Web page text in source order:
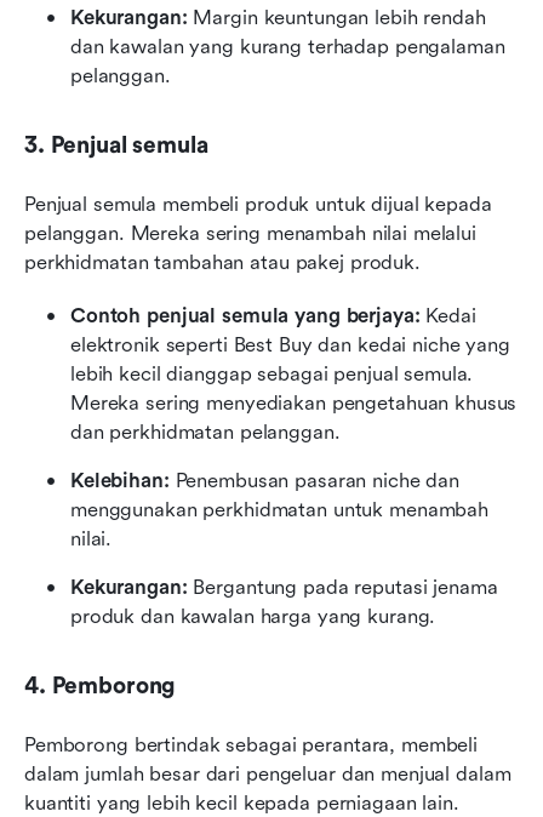
Kekurangan: Margin keuntungan lebih rendah
dan kawalan yang kurang terhadap pengalaman
pelanggan.
3. Penjual semula
Penjual semula membeli produk untuk dijual kepada
pelanggan. Mereka sering menambah nilai melalui
perkhidmatan tambahan atau pakej produk.
Contoh penjual semula yang berjaya: Kedai
elektronik seperti Best Buy dan kedai niche yang
lebih kecil dianggap sebagai penjual semula.
Mereka sering menyediakan pengetahuan khusus
dan perkhidmatan pelanggan.
Kelebihan: Penembusan pasaran niche dan
menggunakan perkhidmatan untuk menambah
nilai.
Kekurangan: Bergantung pada reputasi jenama
produk dan kawalan harga yang kurang.
4. Pemborong
Pemborong bertindak sebagai perantara, membeli
dalam jumlah besar dari pengeluar dan menjual dalam
kuantiti yang lebih kecil kepada perniagaan lain.